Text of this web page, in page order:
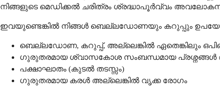
നിങ്ങളുടെ മെഡിക്കൽ ചരിത്രം ശ്രദ്ധാപൂർവ്വം
ഇവയുണ്ടെങ്കിൽ നിങ്ങൾ ബെല്ലഡോണയും കറുപ്പും
ബെല്ലഡോണ, കറുപ്പ്, അല്ലെങ്കിൽ ഏതെങ്കിലും
ഗുരുതരമായ ശ്വാസകോശ സംബന്ധമായ പ്രശ്നങ്ങൾ
പക്ഷാഘാതം (കുടൽ തടസ്സം)
ഗുരുതരമായ കരൾ അല്ലെങ്കിൽ വൃക്ക രോഗം